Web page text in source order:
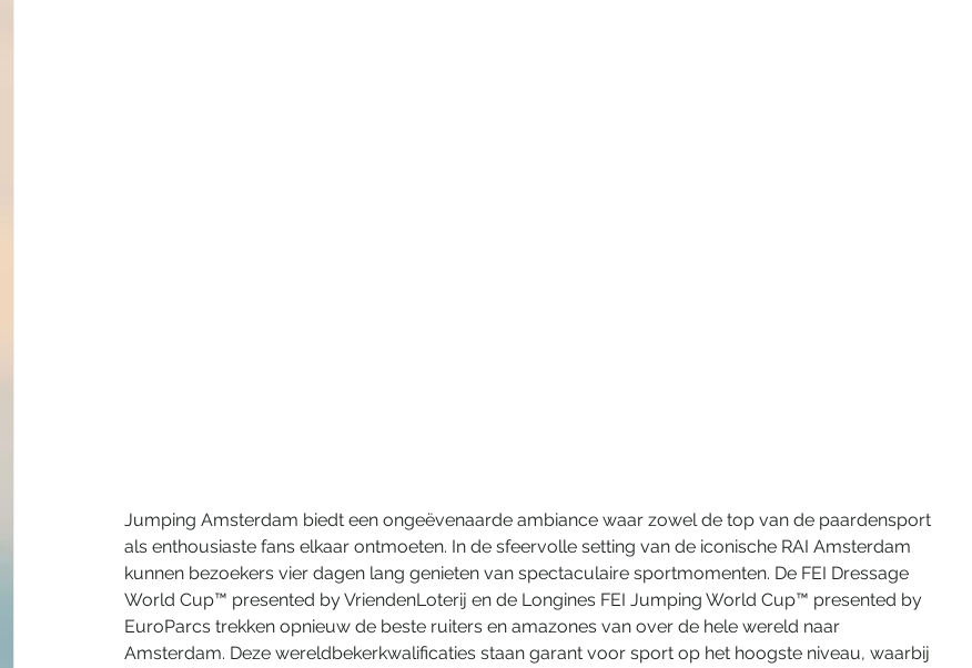
Jumping Amsterdam biedt een ongeëvenaarde ambiance waar zowel de top van de paardensport
als enthousiaste fans elkaar ontmoeten. In de sfeervolle setting van de iconische RAI Amsterdam
kunnen bezoekers vier dagen lang genieten van spectaculaire sportmomenten. De FEI Dressage
World Cup™ presented by VriendenLoterij en de Longines FEI Jumping World Cup™ presented by
EuroParcs trekken opnieuw de beste ruiters en amazones van over de hele wereld naar
Amsterdam. Deze wereldbekerkwalificaties staan garant voor sport op het hoogste niveau, waarbij